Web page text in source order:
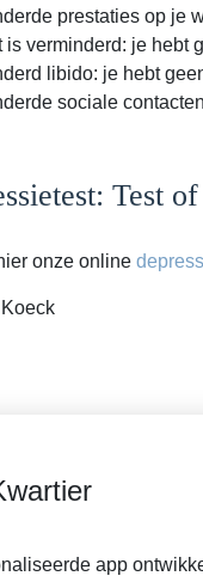
prestaties op je
is verminderd: je hebt
libido: je hebt
sociale
Test
onze online
app